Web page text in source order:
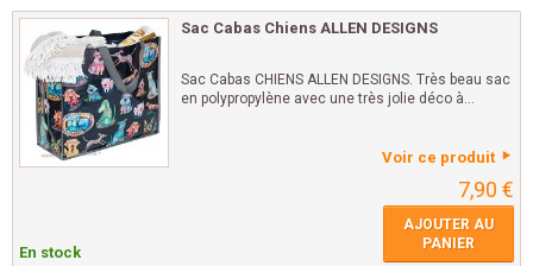
Sac Cabas Chiens ALLEN DESIGNS
Sac Cabas CHIENS ALLEN DESIGNS. Très beau sac
en polypropylène avec une très jolie déco à...
Voir ce produit
7,90 €
En stock
AJOUTER AU
PANIER